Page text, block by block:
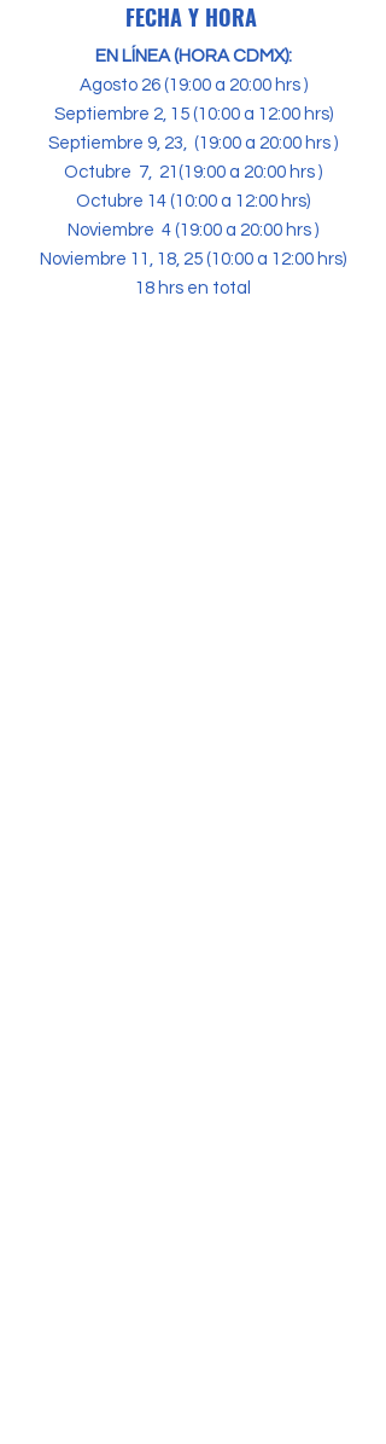
FECHA Y HORA
EN LÍNEA (HORA CDMX):
Agosto 26 (19:00 a 20:00 hrs )
Septiembre 2, 15 (10:00 a 12:00 hrs)
Septiembre 9, 23, (19:00 a 20:00 hrs )
Octubre 7, 21(19:00 a 20:00 hrs )
Octubre 14 (10:00 a 12:00 hrs)
Noviembre 4 (19:00 a 20:00 hrs )
Noviembre 11, 18, 25 (10:00 a 12:00 hrs)
18 hrs en total